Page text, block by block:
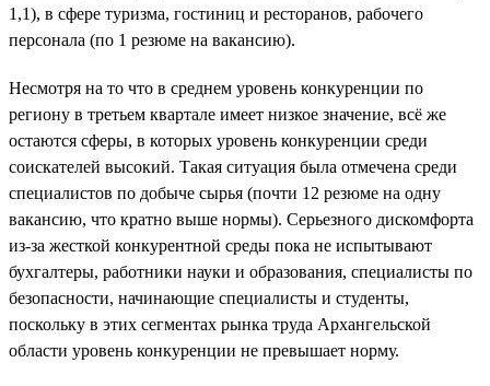
1,1), в сфере туризма, гостиниц и ресторанов, рабочего
персонала (по 1 резюме на вакансию).
Несмотря на то что в среднем уровень конкуренции по
региону в третьем квартале имеет низкое значение, всё же
остаются сферы, в которых уровень конкуренции среди
соискателей высокий. Такая ситуация была отмечена среди
специалистов по добыче сырья (почти 12 резюме на одну
вакансию, что кратно выше нормы). Серьезного дискомфорта
из-за жесткой конкурентной среды пока не испытывают
бухгалтеры, работники науки и образования, специалисты по
безопасности, начинающие специалисты и студенты,
поскольку в этих сегментах рынка труда Архангельской
области уровень конкуренции не превышает норму.